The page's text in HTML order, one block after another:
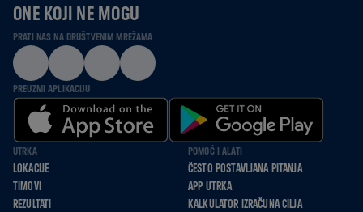
ONE KOJI NE MOGU
PRATI NAS NA DRUŠTVENIM MREŽAMA
PREUZMI APLIKACIJU
UTRKA
LOKACIJE
TIMOVI
REZULTATI
POMOĆ I ALATI
ČESTO POSTAVLJANA PITANJA
APP UTRKA
KALKULATOR IZRAČUNA CILJA